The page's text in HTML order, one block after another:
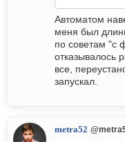
Автоматом
меня был
по советам "с
отказывалось
все,
запускал.
metra52